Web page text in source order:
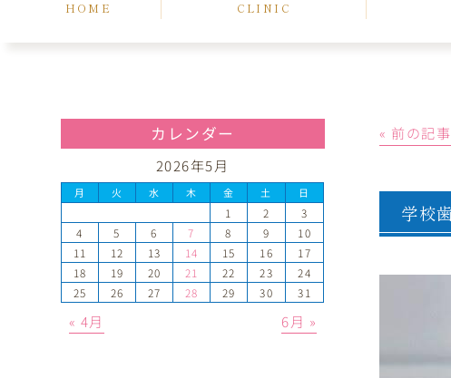
HOME CLINIC
« 前の記
学校
カレンダー
2026年5月
月 火 水 木 金 土 日
1 2
3
4
5 6 7 8 9
10
11
12 13 14 15 16
17
18
19 20 21 22 23
24
25
26 27 28 29 30 31
« 4月 6月 »